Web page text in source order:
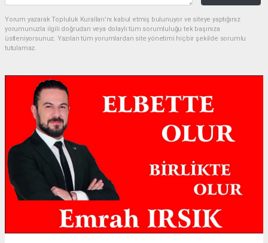
Yorum yazarak Topluluk Kuralları’nı kabul etmiş bulunuyor ve siteye yaptığınız
yorumunuzla ilgili doğrudan veya dolaylı tüm sorumluluğu tek başınıza
üstleniyorsunuz. Yazılan tüm yorumlardan site yönetimi hiçbir şekilde sorumlu
tutulamaz.